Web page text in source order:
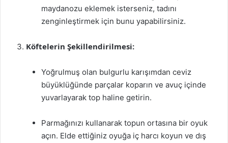
maydanozu eklemek isterseniz, tadını
zenginleştirmek için bunu yapabilirsiniz.
Köftelerin Şekillendirilmesi:
Yoğrulmuş olan bulgurlu karışımdan ceviz
büyüklüğünde parçalar koparın ve avuç içinde
yuvarlayarak top haline getirin.
Parmağınızı kullanarak topun ortasına bir oyuk
açın. Elde ettiğiniz oyuğa iç harcı koyun ve dış